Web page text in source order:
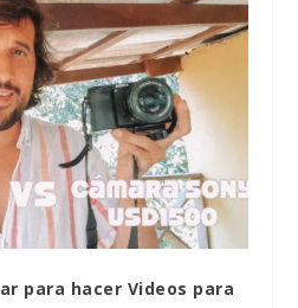
para hacer Videos para